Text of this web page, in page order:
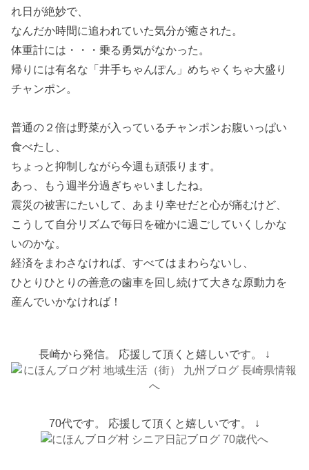
れ日が絶妙で、
なんだか時間に追われていた気分が癒された。
体重計には・・・乗る勇気がなかった。
帰りには有名な「井手ちゃんぽん」めちゃくちゃ大盛り
チャンポン。
普通の２倍は野菜が入っているチャンポンお腹いっぱい
食べたし、
ちょっと抑制しながら今週も頑張ります。
あっ、もう週半分過ぎちゃいましたね。
震災の被害にたいして、あまり幸せだと心が痛むけど、
こうして自分リズムで毎日を確かに過ごしていくしかな
いのかな。
経済をまわさなければ、すべてはまわらないし、
ひとりひとりの善意の歯車を回し続けて大きな原動力を
産んでいかなければ！
長崎から発信。 応援して頂くと嬉しいです。 ↓
70代です。 応援して頂くと嬉しいです。 ↓